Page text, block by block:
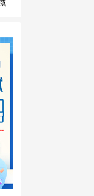
2025年西双版纳州勐腊县紧密型县域医共体招聘编外人员公告